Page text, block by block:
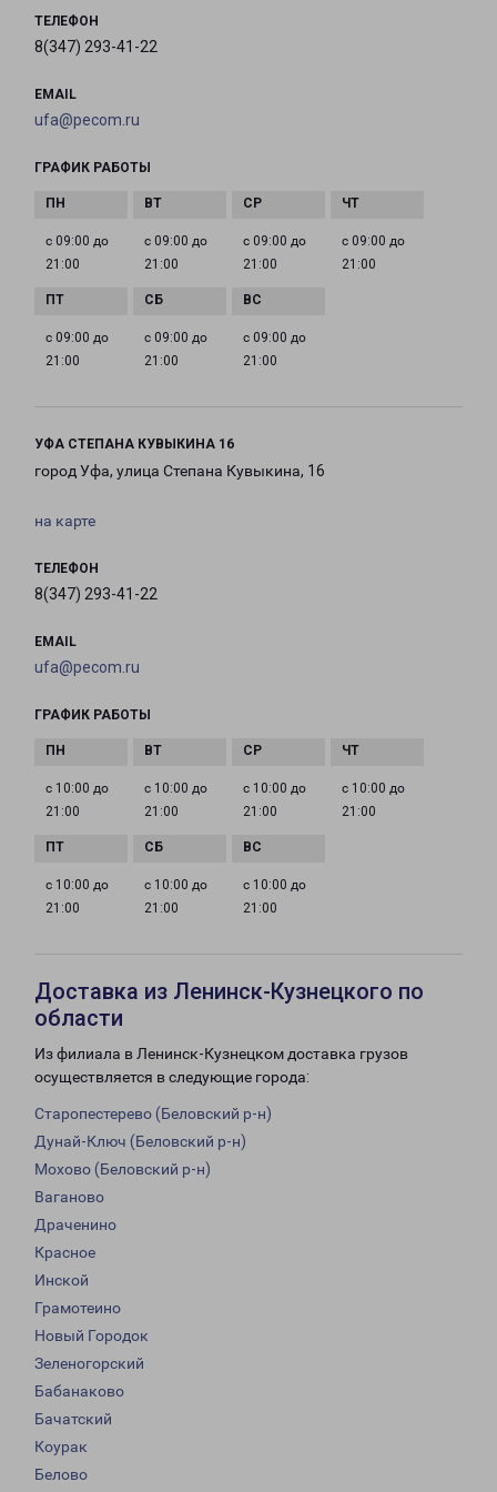
ТЕЛЕФОН
8(347) 293-41-22
EMAIL
ufa@pecom.ru
ГРАФИК РАБОТЫ
с 09:00 до
21:00
с 09:00 до
21:00
с 09:00 до
21:00
с 09:00 до
21:00
с 09:00 до
21:00
с 09:00 до
21:00
с 09:00 до
21:00
УФА СТЕПАНА КУВЫКИНА 16
город Уфа, улица Степана Кувыкина, 16
на карте
ТЕЛЕФОН
8(347) 293-41-22
EMAIL
ufa@pecom.ru
ГРАФИК РАБОТЫ
с 10:00 до
21:00
с 10:00 до
21:00
с 10:00 до
21:00
с 10:00 до
21:00
с 10:00 до
21:00
с 10:00 до
21:00
с 10:00 до
21:00
Доставка из Ленинск-Кузнецкого по
области
Из филиала в Ленинск-Кузнецком доставка грузов
осуществляется в следующие города:
Старопестерево (Беловский р-н)
Дунай-Ключ (Беловский р-н)
Мохово (Беловский р-н)
Ваганово
Драченино
Красное
Инской
Грамотеино
Новый Городок
Зеленогорский
Бабанаково
Бачатский
Коурак
Белово